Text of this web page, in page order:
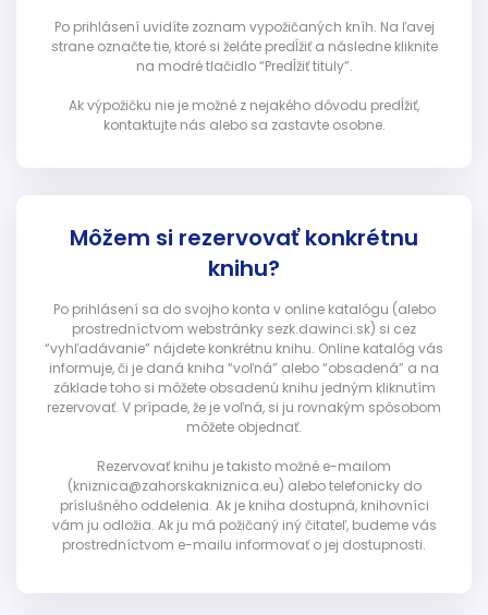
Po prihlásení uvidíte zoznam vypožičaných kníh. Na ľavej
strane označte tie, ktoré si želáte predĺžiť a následne kliknite
na modré tlačidlo “Predĺžiť tituly”.
Ak výpožičku nie je možné z nejakého dôvodu predĺžiť,
kontaktujte nás alebo sa zastavte osobne.
Môžem si rezervovať konkrétnu
knihu?
Po prihlásení sa do svojho konta v online katalógu (alebo
prostredníctvom webstránky sezk.dawinci.sk) si cez
“vyhľadávanie” nájdete konkrétnu knihu. Online katalóg vás
informuje, či je daná kniha “voľná” alebo “obsadená” a na
základe toho si môžete obsadenú knihu jedným kliknutím
rezervovať. V prípade, že je voľná, si ju rovnakým spôsobom
môžete objednať.
Rezervovať knihu je takisto možné e-mailom
(kniznica@zahorskakniznica.eu) alebo telefonicky do
príslušného oddelenia. Ak je kniha dostupná, knihovníci
vám ju odložia. Ak ju má požičaný iný čitateľ, budeme vás
prostredníctvom e-mailu informovať o jej dostupnosti.